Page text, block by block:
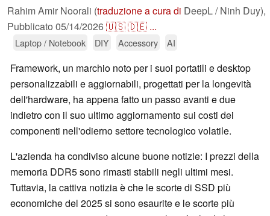
Rahim Amir Noorali (traduzione a cura di DeepL / Ninh Duy),
Pubblicato 05/14/2026🇺🇸🇩🇪 ...
Laptop / Notebook DIY Accessory AI
Framework, un marchio noto per i suoi portatili e desktop
personalizzabili e aggiornabili, progettati per la longevità
dell'hardware, ha appena fatto un passo avanti e due
indietro con il suo ultimo aggiornamento sui costi dei
componenti nell'odierno settore tecnologico volatile.
L'azienda ha condiviso alcune buone notizie: I prezzi della
memoria DDR5 sono rimasti stabili negli ultimi mesi.
Tuttavia, la cattiva notizia è che le scorte di SSD più
economiche del 2025 si sono esaurite e le scorte più